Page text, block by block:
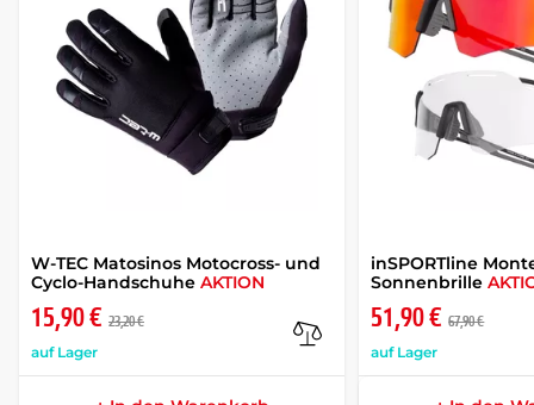
W-TEC Matosinos Motocross- und
Cyclo-Handschuhe AKTION
15,90 € 23,20 €
auf Lager
inSPORTline
Sonnenbrille
51,90 € 67,90 €
auf Lager